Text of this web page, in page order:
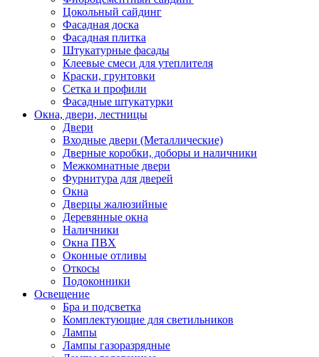
Цокольный сайдинг
Фасадная доска
Фасадная плитка
Штукатурные фасады
Клеевые смеси для утеплителя
Краски, грунтовки
Сетка и профили
Фасадные штукатурки
Окна, двери, лестницы
Двери
Входные двери (Металлические)
Дверные коробки, доборы и наличники
Межкомнатные двери
Фурнитура для дверей
Окна
Дверцы жалюзийные
Деревянные окна
Наличники
Окна ПВХ
Оконные отливы
Откосы
Подоконники
Освещение
Бра и подсветка
Комплектующие для светильников
Лампы
Лампы газоразрядные